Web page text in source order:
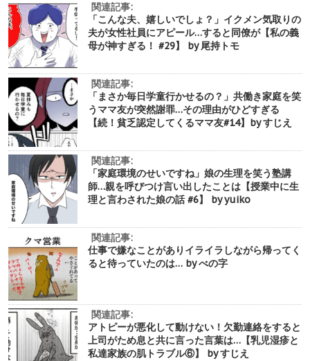
関連記事:
「こんな夫、嬉しいでしょ？」イクメン気取りの
夫が女性社員にアピール…すると同僚が【私の義
母が神すぎる！ #29】 by 尾持トモ
関連記事:
「まさか毎日学童行かせるの？」共働き家庭を笑
うママ友が突然謝罪…その理由がひどすぎる
【続！貧乏認定してくるママ友#14】by すじえ
関連記事:
「家庭環境のせいですね」娘の生理を笑う塾講
師…親を呼びつけ言い出したことは【授業中に生
理と言わされた娘の話 #6】 by yuiko
関連記事:
仕事で嫌なことがありイライラしながら帰ってく
ると待っていたのは… by べの字
関連記事:
アトピーが悪化して動けない！欠勤連絡をすると
上司がため息と共に言った言葉は…【乳児湿疹と
私達家族の肌トラブル⑥】 by すじえ